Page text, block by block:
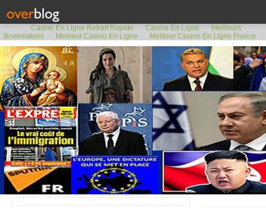
Casino En Ligne Retrait Rapide Casino En Ligne
Meilleurs
Bookmakers
Meilleur Casino En Ligne Meilleur Casino En Ligne France